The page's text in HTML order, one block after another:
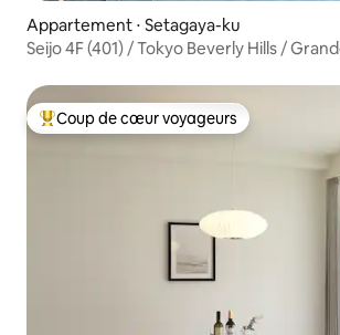
Appartement ⋅ Setagaya-ku
Seijo 4F (401) / Tokyo Beverly Hills /
Coups de cœur voyageurs les plus
Coup de cœur voyageurs